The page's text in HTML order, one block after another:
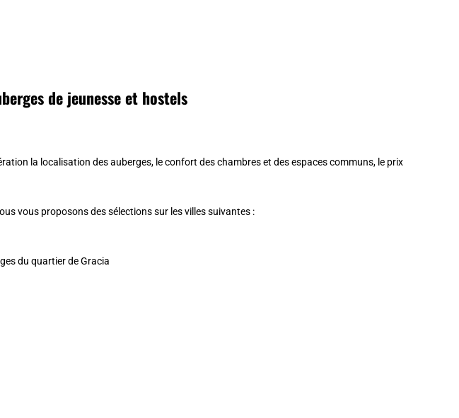
de jeunesse et hostels
la localisation des auberges, le confort des chambres et des espaces communs, le prix
vous proposons des sélections sur les villes suivantes :
du quartier de Gracia